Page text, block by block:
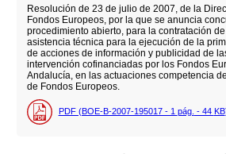
Resolución de 23 de julio de 2007, de la
Fondos Europeos, por la que se anuncia
procedimiento abierto, para la contratación
asistencia técnica para la ejecución de la
de acciones de información y publicidad de
intervención cofinanciadas por los Fondos
Andalucía, en las actuaciones competencia
de Fondos Europeos.
PDF (BOE-B-2007-195017 - 1 pág. - 44 KB